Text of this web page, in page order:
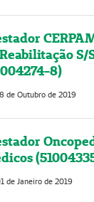
S/
8)
de Outubro de 2019
de Janeiro de 2019